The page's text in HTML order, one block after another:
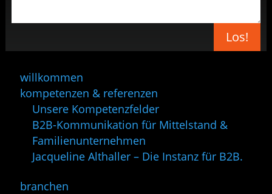
Los!
willkommen
kompetenzen & referenzen
Unsere Kompetenzfelder
B2B-Kommunikation für Mittelstand &
Familienunternehmen
Jacqueline Althaller – Die Instanz für B2B.
branchen